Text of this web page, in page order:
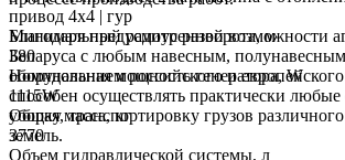
Благодаря предусмотренной возможности
Беларуса с любым навесным,
оборудованием российского и
способен осуществлять практически
уборку, транспортировку грузов
земель.
привод 4x4 | гур
Минимальный радиус разворота, м
380
Номинальная мощность генератора, W
1115W
Общая масса, кг
3770
Объем гидравлической системы, л